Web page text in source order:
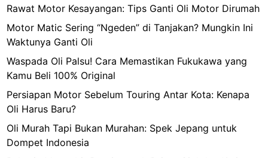
Rawat Motor Kesayangan: Tips Ganti Oli Motor Dirumah
Motor Matic Sering “Ngeden” di Tanjakan? Mungkin Ini
Waktunya Ganti Oli
Waspada Oli Palsu! Cara Memastikan Fukukawa yang
Kamu Beli 100% Original
Persiapan Motor Sebelum Touring Antar Kota: Kenapa
Oli Harus Baru?
Oli Murah Tapi Bukan Murahan: Spek Jepang untuk
Dompet Indonesia